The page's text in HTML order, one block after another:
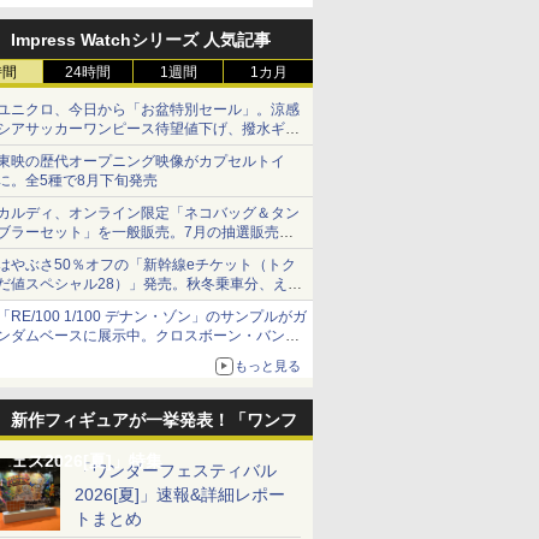
Impress Watchシリーズ 人気記事
24時間 1週間 1カ月
ニクロ、今日から「お盆特別セール」。涼感
アサッカーワンピース待望値下げ、撥水ギア
ョーツは1990円に
映の歴代オープニング映像がカプセルトイ
。全5種で8月下旬発売
ルディ、オンライン限定「ネコバッグ＆タン
ラーセット」を一般販売。7月の抽選販売の
選無効分
やぶさ50％オフの「新幹線eチケット（トク
値スペシャル28）」発売。秋冬乗車分、えき
っと限定
RE/100 1/100 デナン・ゾン」のサンプルがガ
ダムベースに展示中。クロスボーン・バンガ
ドの制式量産機が間もなく発送【ガンダムベ
もっと見る
新作フィギュアが一挙発表！「ワンフ
ェス2026[夏]」特集「ワンダーフェスティバル
2026[夏]」速報&詳細レポー
トまとめ